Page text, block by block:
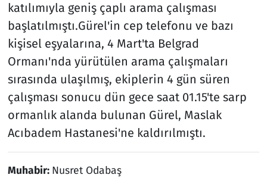
katılımıyla geniş çaplı arama çalışması
başlatılmıştı.Gürel'in cep telefonu ve bazı
kişisel eşyalarına, 4 Mart'ta Belgrad
Ormanı'nda yürütülen arama çalışmaları
sırasında ulaşılmış, ekiplerin 4 gün süren
çalışması sonucu dün gece saat 01.15'te sarp
ormanlık alanda bulunan Gürel, Maslak
Acıbadem Hastanesi'ne kaldırılmıştı.
Muhabir: Nusret Odabaş